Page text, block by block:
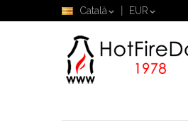
Català EUR